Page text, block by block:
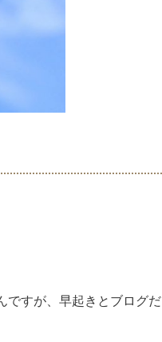
ですが、早起きとブログだ